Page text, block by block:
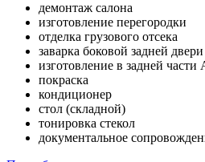
демонтаж салона
изготовление перегородки
отделка грузового отсека
заварка боковой задней
изготовление в задней
покраска
кондиционер
стол (складной)
тонировка стекол
документальное